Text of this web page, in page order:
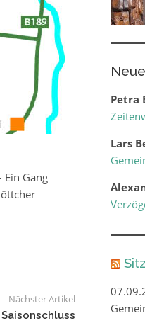
Gang
Nächster Artikel
Petra
Lars